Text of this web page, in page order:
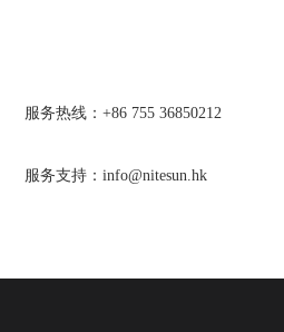
服务热线：+86 755 36850212
服务支持：info@nitesun.hk